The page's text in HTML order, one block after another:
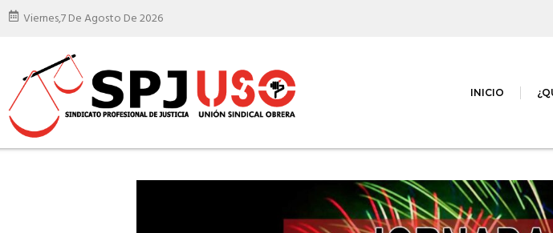
Viernes,7 De Agosto De 2026
INICIO